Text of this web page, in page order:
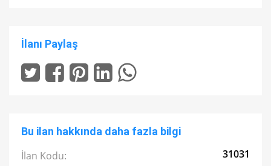
İlanı Paylaş
Bu ilan hakkında daha fazla bilgi
İlan Kodu:
31031